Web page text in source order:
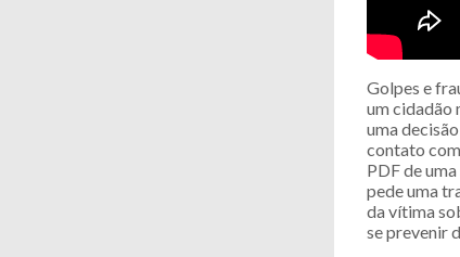
Golpes e
um cidadão
uma
contato com
PDF de
pede uma
da vítima
se prevenir